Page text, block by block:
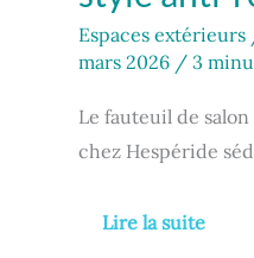
Espaces extérieurs
mars 2026 / 3
Le fauteuil de
chez Hespéride
Lire la suite